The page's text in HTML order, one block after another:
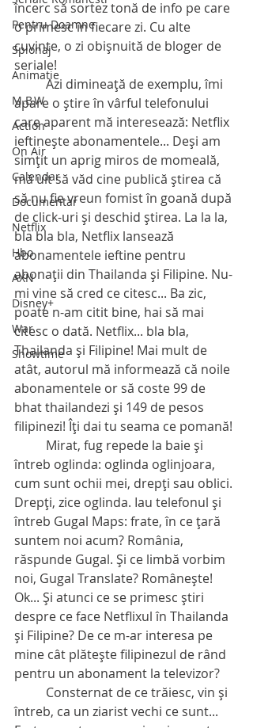
Pentru Doamne
Spionaj
Animatie
M.B.W
Action
On Air
Calendar
Documentar
Netflix
Hbo
AXN
Disney+
War
Showtime
încerc să sortez tonă de info pe care
o primesc în fiecare zi. Cu alte
cuvinte, o zi obişnuită de bloger de
seriale!
          Azi dimineaţă de exemplu, îmi
apare o ştire în vârful telefonului
care aparent mă interesează: Netflix
ieftineşte abonamentele... Deşi am
simţit un aprig miros de momeală,
mă uit să văd cine publică ştirea că
să nu fie vreun fomist în goană după
de click-uri şi deschid ştirea. La la la,
bla bla bla, Netflix lansează
abonamentele ieftine pentru
abonaţii din Thailanda şi Filipine. Nu-
mi vine să cred ce citesc... Ba zic,
poate n-am citit bine, hai să mai
citesc o dată. Netflix... bla bla,
Thailanda şi Filipine! Mai mult de
atât, autorul mă informează că noile
abonamentele or să coste 99 de
bhat thailandezi şi 149 de pesos
filipinezi! Îţi dai tu seama ce pomană!
întreb oglinda: oglinda oglinjoara,
cum sunt ochii mei, drepţi sau oblici.
Drepţi, zice oglinda. Iau telefonul şi
întreb Gugal Maps: frate, în ce ţară
suntem noi acum? România,
răspunde Gugal. Şi ce limbă vorbim
noi, Gugal Translate? Româneşte!
Ok... Şi atunci ce se primesc ştiri
despre ce face Netflixul în Thailanda
şi Filipine? De ce m-ar interesa pe
mine cât plăteşte filipinezul de rând
pentru un abonament la televizor?
întreb, ca un ziarist vechi ce sunt...